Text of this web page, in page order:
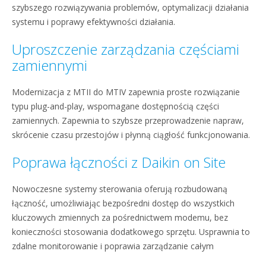
szybszego rozwiązywania problemów, optymalizacji działania
systemu i poprawy efektywności działania.
Uproszczenie zarządzania częściami
zamiennymi
Modernizacja z MTII do MTIV zapewnia proste rozwiązanie
typu plug-and-play, wspomagane dostępnością części
zamiennych. Zapewnia to szybsze przeprowadzenie napraw,
skrócenie czasu przestojów i płynną ciągłość funkcjonowania.
Poprawa łączności z Daikin on Site
Nowoczesne systemy sterowania oferują rozbudowaną
łączność, umożliwiając bezpośredni dostęp do wszystkich
kluczowych zmiennych za pośrednictwem modemu, bez
konieczności stosowania dodatkowego sprzętu. Usprawnia to
zdalne monitorowanie i poprawia zarządzanie całym